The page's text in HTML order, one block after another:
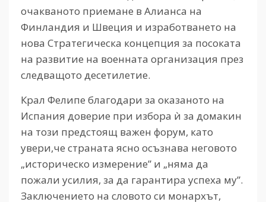
очакваното приемане в Алианса на
Финландия и Швеция и изработването на
нова Стратегическа концепция за посоката
на развитие на военната организация през
следващото десетилетие.
Крал Фелипе благодари за оказаното на
Испания доверие при избора ѝ за домакин
на този предстоящ важен форум, като
увери,че страната ясно осъзнава неговото
„историческо измерение” и „няма да
пожали усилия, за да гарантира успеха му”.
Заключението на словото си монархът,